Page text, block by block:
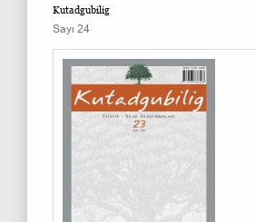
Kutadgubilig
Sayı 24